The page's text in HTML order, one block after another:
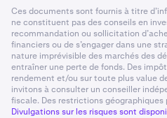
Ces documents sont fournis à titre
ne constituent pas des conseils en
recommandation ou sollicitation
financiers ou de s’engager dans une
nature imprévisible des marchés des
entraîner une perte de fonds. Des
rendement et/ou sur toute plus value
invitons à consulter un conseiller
fiscale. Des restrictions géographiques
Divulgations sur les risques sont